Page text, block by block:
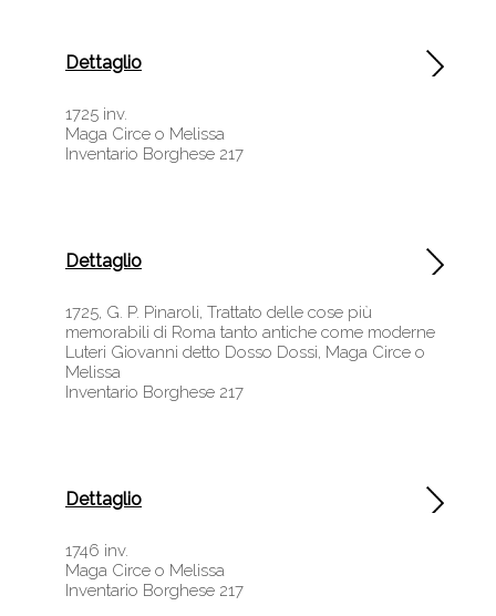
Dettaglio
1725 inv.
Maga Circe o Melissa
Inventario Borghese 217
Dettaglio
1725, G. P. Pinaroli, Trattato delle cose più
memorabili di Roma tanto antiche come moderne
Luteri Giovanni detto Dosso Dossi, Maga Circe o
Melissa
Inventario Borghese 217
Dettaglio
1746 inv.
Maga Circe o Melissa
Inventario Borghese 217